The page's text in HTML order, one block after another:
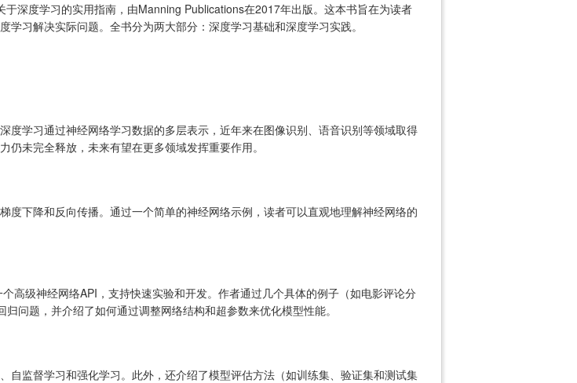
深度学习的实用指南，由Manning Publications在2017年出版。这本书旨在为读者
习解决实际问题。全书分为两大部分：深度学习基础和深度学习实践。
度学习通过神经网络学习数据的多层表示，近年来在图像识别、语音识别等领域取得
未完全释放，未来有望在更多领域发挥重要作用。
度下降和反向传播。通过一个简单的神经网络示例，读者可以直观地理解神经网络的
高级神经网络API，支持快速实验和开发。作者通过几个具体的例子（如电影评论分
问题，并介绍了如何通过调整网络结构和超参数来优化模型性能。
自监督学习和强化学习。此外，还介绍了模型评估方法（如训练集、验证集和测试集